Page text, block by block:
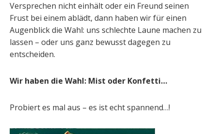
Versprechen nicht einhält oder ein Freund seinen
Frust bei einem ablädt, dann haben wir für einen
Augenblick die Wahl: uns schlechte Laune machen zu
lassen – oder uns ganz bewusst dagegen zu
entscheiden.
Wir haben die Wahl: Mist oder Konfetti…
Probiert es mal aus – es ist echt spannend…!